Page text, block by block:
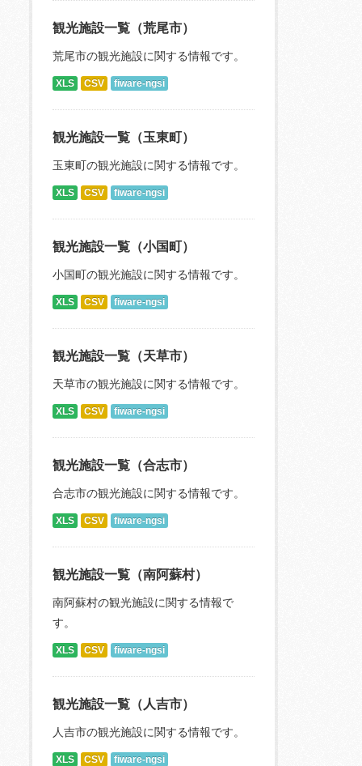
観光施設一覧（荒尾市）
荒尾市の観光施設に関する情報です。
XLS CSV fiware-ngsi
観光施設一覧（玉東町）
玉東町の観光施設に関する情報です。
XLS CSV fiware-ngsi
観光施設一覧（小国町）
小国町の観光施設に関する情報です。
XLS CSV fiware-ngsi
観光施設一覧（天草市）
天草市の観光施設に関する情報です。
XLS CSV fiware-ngsi
観光施設一覧（合志市）
合志市の観光施設に関する情報です。
XLS CSV fiware-ngsi
観光施設一覧（南阿蘇村）
南阿蘇村の観光施設に関する情報で
す。
XLS CSV fiware-ngsi
観光施設一覧（人吉市）
人吉市の観光施設に関する情報です。
XLS CSV fiware-ngsi